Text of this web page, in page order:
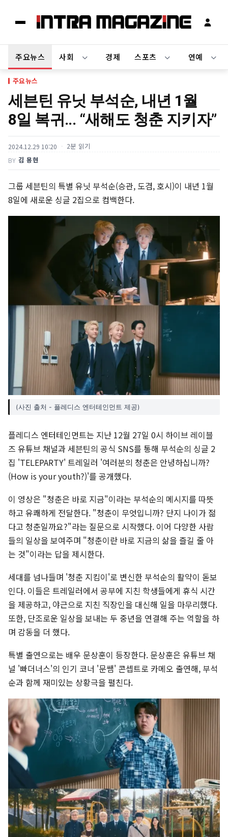
주요뉴스 사회 경제 스포츠 연예
주요뉴스
세븐틴 유닛 부석순, 내년 1월
8일 복귀... “새해도 청춘 지키자”
2024.12.29 10:20 2분 읽기
BY 김 용현
그룹 세븐틴의 특별 유닛 부석순(승관, 도겸, 호시)이 내년 1월
8일에 새로운 싱글 2집으로 컴백한다.
(사진 출처 - 플레디스 엔터테인먼트 제공)
플레디스 엔터테인먼트는 지난 12월 27일 0시 하이브 레이블
즈 유튜브 채널과 세븐틴의 공식 SNS를 통해 부석순의 싱글 2
집 'TELEPARTY' 트레일러 '여러분의 청춘은 안녕하십니까?
(How is your youth?)'를 공개했다.
이 영상은 "청춘은 바로 지금"이라는 부석순의 메시지를 따뜻
하고 유쾌하게 전달한다. "청춘이 무엇입니까? 단지 나이가 젊
다고 청춘일까요?"라는 질문으로 시작했다. 이어 다양한 사람
들의 일상을 보여주며 "청춘이란 바로 지금의 삶을 즐길 줄 아
는 것"이라는 답을 제시한다.
세대를 넘나들며 '청춘 지킴이'로 변신한 부석순의 활약이 돋보
인다. 이들은 트레일러에서 공부에 지친 학생들에게 휴식 시간
을 제공하고, 야근으로 지친 직장인을 대신해 일을 마무리했다.
또한, 단조로운 일상을 보내는 두 중년을 연결해 주는 역할을 하
며 감동을 더 했다.
특별 출연으로는 배우 문상훈이 등장한다. 문상훈은 유튜브 채
널 '빠더너스'의 인기 코너 '문쌤' 콘셉트로 카메오 출연해, 부석
순과 함께 재미있는 상황극을 펼친다.